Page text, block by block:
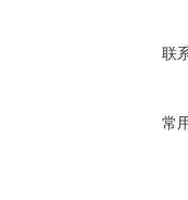
联
常